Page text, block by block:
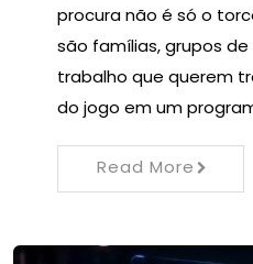
procura não é só o
são famílias, grupos
trabalho que querem
do jogo em um
Read More